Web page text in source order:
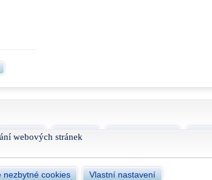
O projektu Nápověda
webových stránek
nezbytné cookies Vlastní nastavení